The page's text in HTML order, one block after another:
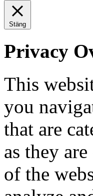
Stäng
Privacy
This
you
that are
as they
of the